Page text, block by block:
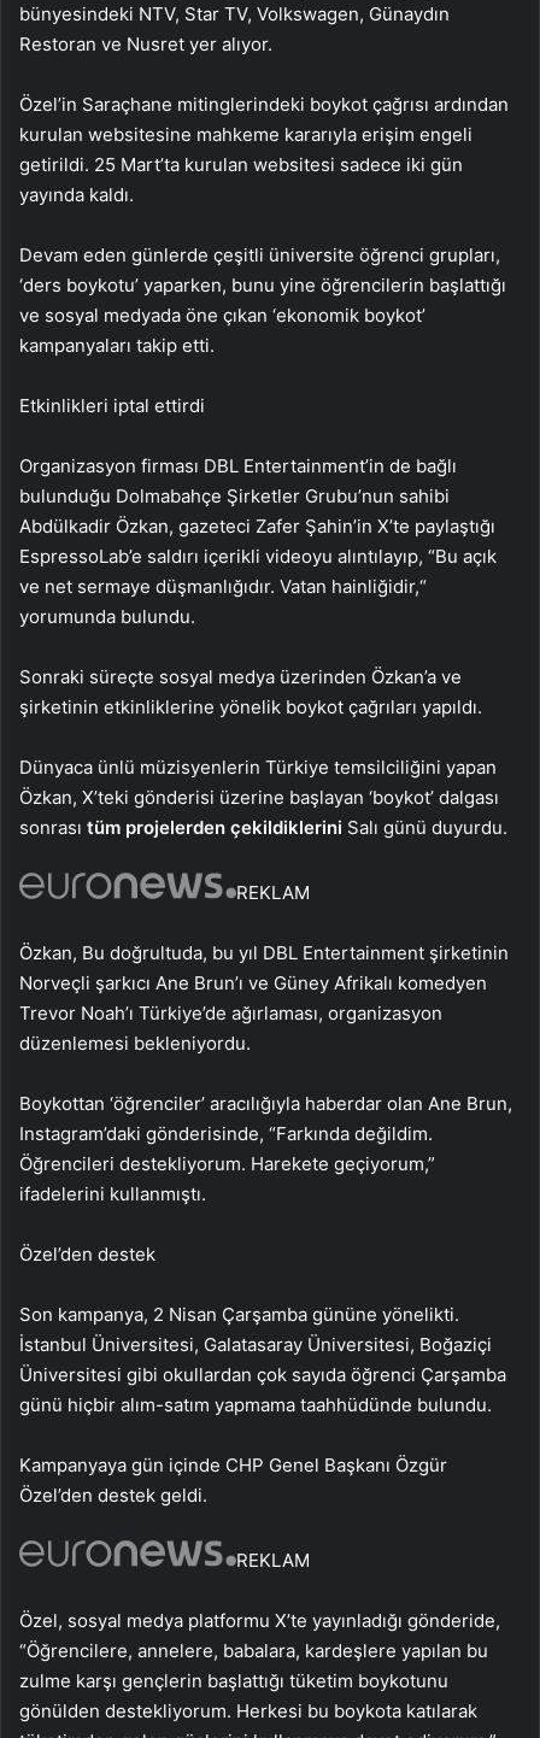
bünyesindeki NTV, Star TV, Volkswagen, Günaydın
Restoran ve Nusret yer alıyor.
Özel’in Saraçhane mitinglerindeki boykot çağrısı ardından
kurulan websitesine mahkeme kararıyla erişim engeli
getirildi. 25 Mart’ta kurulan websitesi sadece iki gün
yayında kaldı.
Devam eden günlerde çeşitli üniversite öğrenci grupları,
‘ders boykotu’ yaparken, bunu yine öğrencilerin başlattığı
ve sosyal medyada öne çıkan ‘ekonomik boykot’
kampanyaları takip etti.
Etkinlikleri iptal ettirdi
Organizasyon firması DBL Entertainment’in de bağlı
bulunduğu Dolmabahçe Şirketler Grubu’nun sahibi
Abdülkadir Özkan, gazeteci Zafer Şahin’in X’te paylaştığı
EspressoLab’e saldırı içerikli videoyu alıntılayıp, “Bu açık
ve net sermaye düşmanlığıdır. Vatan hainliğidir,“
yorumunda bulundu.
Sonraki süreçte sosyal medya üzerinden Özkan’a ve
şirketinin etkinliklerine yönelik boykot çağrıları yapıldı.
Dünyaca ünlü müzisyenlerin Türkiye temsilciliğini yapan
Özkan, X’teki gönderisi üzerine başlayan ‘boykot’ dalgası
sonrası tüm projelerden çekildiklerini Salı günü duyurdu.
REKLAM
Özkan, Bu doğrultuda, bu yıl DBL Entertainment şirketinin
Norveçli şarkıcı Ane Brun’ı ve Güney Afrikalı komedyen
Trevor Noah’ı Türkiye’de ağırlaması, organizasyon
düzenlemesi bekleniyordu.
Boykottan ‘öğrenciler’ aracılığıyla haberdar olan Ane Brun,
Instagram’daki gönderisinde, “Farkında değildim.
Öğrencileri destekliyorum. Harekete geçiyorum,”
ifadelerini kullanmıştı.
Özel’den destek
Son kampanya, 2 Nisan Çarşamba gününe yönelikti.
İstanbul Üniversitesi, Galatasaray Üniversitesi, Boğaziçi
Üniversitesi gibi okullardan çok sayıda öğrenci Çarşamba
günü hiçbir alım-satım yapmama taahhüdünde bulundu.
Kampanyaya gün içinde CHP Genel Başkanı Özgür
Özel’den destek geldi.
REKLAM
Özel, sosyal medya platformu X’te yayınladığı gönderide,
“Öğrencilere, annelere, babalara, kardeşlere yapılan bu
zulme karşı gençlerin başlattığı tüketim boykotunu
gönülden destekliyorum. Herkesi bu boykota katılarak